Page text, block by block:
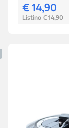
€ 14,90
Listino € 14,90